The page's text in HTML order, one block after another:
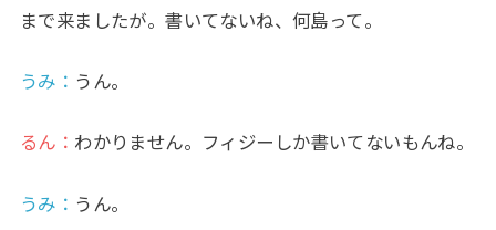
まで来ましたが。書いてないね、何島って。
うみ ： うん。
るん： わかりません。フィジーしか書いてないもんね。
うみ ： うん。